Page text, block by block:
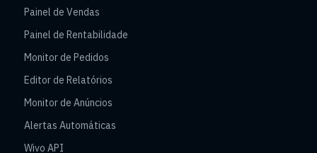
Painel de Vendas
Painel de Rentabilidade
Monitor de Pedidos
Editor de Relatórios
Monitor de Anúncios
Alertas Automáticas
Wivo API